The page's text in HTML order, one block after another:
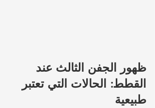
ظهور الجفن الثالث عند
القطط: الحالات التي تعتبر
طبيعية